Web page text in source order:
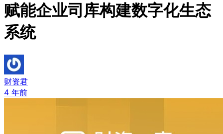
赋能企业司库构建数字化生态
系统
财资君
4 年前